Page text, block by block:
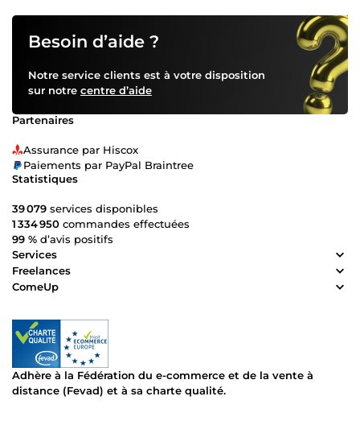
Besoin d’aide ?
Notre service clients est à votre disposition
sur notre centre d’aide
Partenaires
Assurance par Hiscox
Paiements par PayPal Braintree
Statistiques
39 079 services disponibles
1 334 950 commandes effectuées
99 % d’avis positifs
Services
Freelances
ComeUp
Adhère à la Fédération du e-commerce et de la vente à
distance (Fevad) et à sa charte qualité.